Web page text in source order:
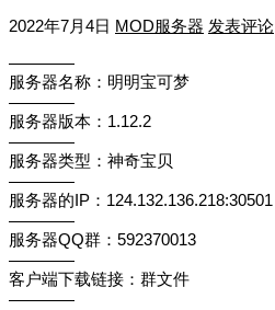
2022年7月4日 MOD服务器 发表评论
————
服务器名称：明明宝可梦
————
服务器版本：1.12.2
————
服务器类型：神奇宝贝
————
服务器的IP：124.132.136.218:30501
————
服务器QQ群：592370013
————
客户端下载链接：群文件
————